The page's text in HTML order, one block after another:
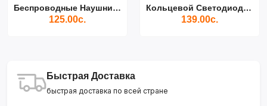
Беспроводные Наушники Air...
125.00с.
Кольцевой Светодиодный Св...
139.00с.
Быстрая Доставка
быстрая доставка по всей стране